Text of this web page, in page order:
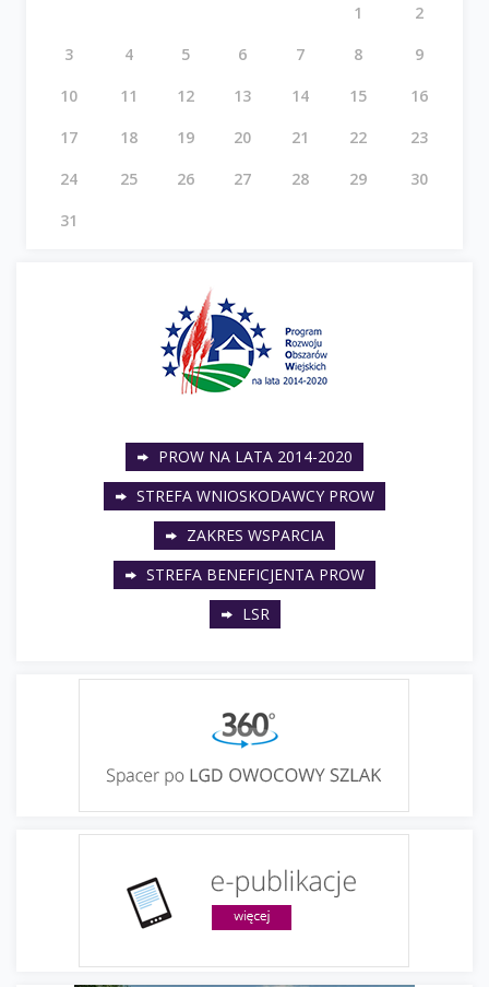
PROW NA LATA 2014-2020
STREFA WNIOSKODAWCY PROW
ZAKRES WSPARCIA
STREFA BENEFICJENTA PROW
LSR
1
2
3
4 5 6 7 8
9
10
11 12 13 14 15
16
17
18 19 20 21 22
23
24
25 26 27 28 29
30
31